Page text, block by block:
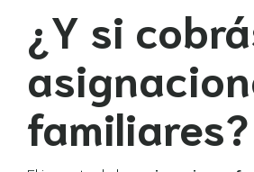
¿Y si
familiares?